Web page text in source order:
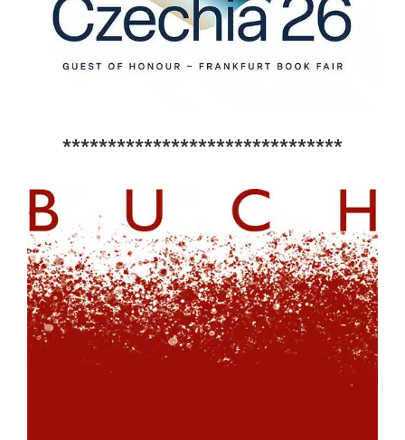
*******************************